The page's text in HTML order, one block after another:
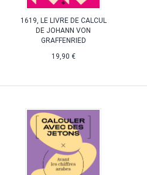
1619, LE LIVRE DE CALCUL
DE JOHANN VON
GRAFFENRIED
19,90 €